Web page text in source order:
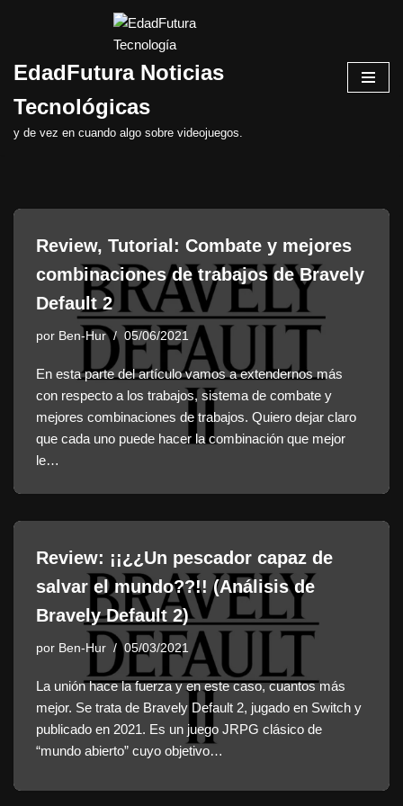
al
EdadFutura Noticias
Tecnológicas
y de vez en cuando algo sobre videojuegos.
Review, Tutorial: Combate y mejores
combinaciones de trabajos de Bravely
Default 2
por Ben-Hur 05/06/2021
En esta parte del artículo vamos a extendernos más
con respecto a los trabajos, sistema de combate y
mejores combinaciones de trabajos. Quiero dejar claro
que cada uno puede hacer la combinación que mejor
le…
Review: ¡¡¿¿Un pescador capaz de
salvar el mundo??!! (Análisis de
Bravely Default 2)
por Ben-Hur 05/03/2021
La unión hace la fuerza y en este caso, cuantos más
mejor. Se trata de Bravely Default 2, jugado en Switch y
publicado en 2021. Es un juego JRPG clásico de
“mundo abierto” cuyo objetivo…